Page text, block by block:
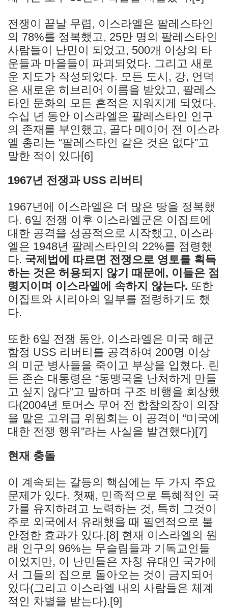
전쟁이 끝날 무렵, 이스라엘은 팔레스타인
의 78%를 정복했고, 25만 명의 팔레스타인
사람들이 난민이 되었고, 500개 이상의 타
운들과 마을들이 파괴되었다. 그리고 새로
운 지도가 작성되었다. 모든 도시, 강, 언덕
은 새로운 히브리어 이름을 받았고, 팔레스
타인 문화의 모든 흔적은 지워지게 되었다.
수십 년 동안 이스라엘은 팔레스타인 인구
의 존재를 부인했고, 골다 메이어 전 이스라
엘 총리는 “팔레스타인 같은 것은 없다”고
말한 적이 있다[6]
1967년 전쟁과 USS 리버티
1967년에 이스라엘은 더 많은 땅을 정복했
다. 6일 전쟁 이후 이스라엘군은 이집트에
대한 공격을 성공적으로 시작했고, 이스라
엘은 1948년 팔레스타인의 22%를 점령했
다. 국제법에 따르면 전쟁으로 영토를 획득
하는 것은 허용되지 않기 때문에, 이들은 점
령지이며 이스라엘에 속하지 않는다. 또한
이집트와 시리아의 일부를 점령하기도 했
다.
또한 6일 전쟁 동안, 이스라엘은 미국 해군
함정 USS 리버티를 공격하여 200명 이상
의 미군 병사들을 죽이고 부상을 입혔다. 린
든 존슨 대통령은 “동맹국을 난처하게 만들
고 싶지 않다”고 말하며 구조 비행을 회상했
다(2004년 토머스 무어 전 합참의장이 의장
을 맡은 고위급 위원회는 이 공격이 “미국에
대한 전쟁 행위”라는 사실을 발견했다)[7]
현재 충돌
이 계속되는 갈등의 핵심에는 두 가지 주요
문제가 있다. 첫째, 민족적으로 특혜적인 국
가를 유지하려고 노력하는 것, 특히 그것이
주로 외국에서 유래했을 때 필연적으로 불
안정한 효과가 있다.[8] 현재 이스라엘의 원
래 인구의 96%는 무슬림들과 기독교인들
이었지만, 이 난민들은 자칭 유대인 국가에
서 그들의 집으로 돌아오는 것이 금지되어
있다(그리고 이스라엘 내의 사람들은 체계
적인 차별을 받는다).[9]